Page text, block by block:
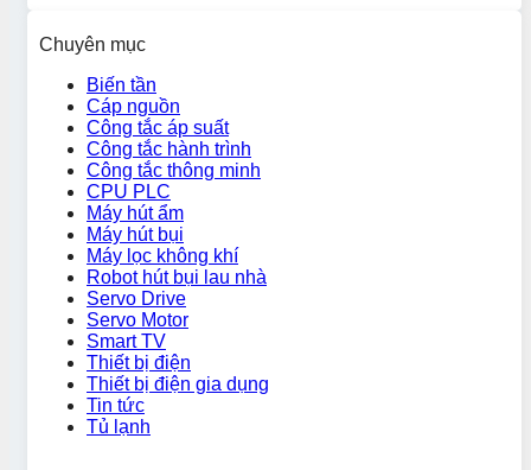
Chuyên mục
Biến tần
Cáp nguồn
Công tắc áp suất
Công tắc hành trình
Công tắc thông minh
CPU PLC
Máy hút ẩm
Máy hút bụi
Máy lọc không khí
Robot hút bụi lau nhà
Servo Drive
Servo Motor
Smart TV
Thiết bị điện
Thiết bị điện gia dụng
Tin tức
Tủ lạnh